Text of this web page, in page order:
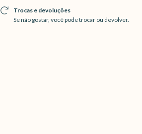
Trocas e devoluções
Se não gostar, você pode trocar ou devolver.